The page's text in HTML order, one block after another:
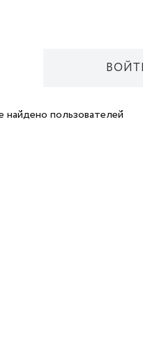
найдено пользователей